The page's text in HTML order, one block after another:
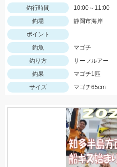
釣行時間
10:00～11:00
釣場
静岡市海岸
ポイント
釣魚
マゴチ
釣り方
サーフルアー
釣果
マゴチ1匹
サイズ
マゴチ65cm